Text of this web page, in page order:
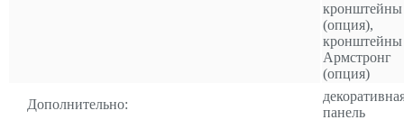
кронштейны
(опция),
кронштейны
Армстронг
(опция)
Дополнительно:
панель